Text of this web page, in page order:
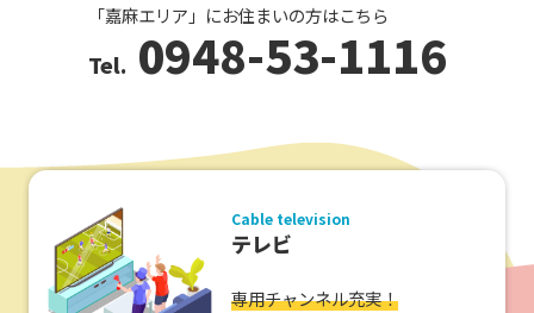
「嘉麻エリア」にお住まいの方はこちら
0948-53-1116
Cable television
テレビ
専用チャンネル充実！